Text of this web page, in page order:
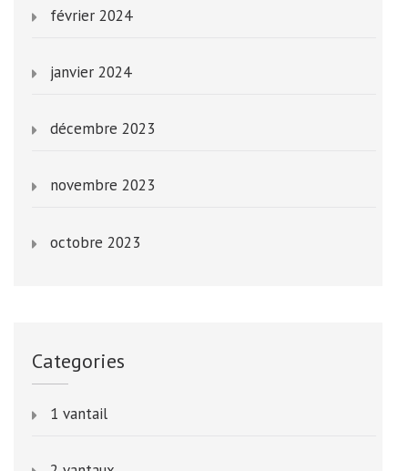
février 2024
janvier 2024
décembre 2023
novembre 2023
octobre 2023
Categories
1 vantail